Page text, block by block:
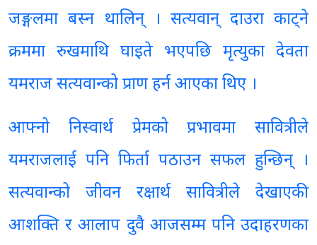
जङ्गलमा बस्न थालिन् । सत्यवान् दाउरा काट्ने
क्रममा रुखमाथि घाइते भएपछि मृत्युका देवता
यमराज सत्यवान्को प्राण हर्न आएका थिए ।
आफ्नो निस्वार्थ प्रेमको प्रभावमा सावित्रीले
यमराजलाई पनि फिर्ता पठाउन सफल हुन्छिन् ।
सत्यवान्को जीवन रक्षार्थ सावित्रीले देखाएकी
आशक्ति र आलाप दुवै आजसम्म पनि उदाहरणका